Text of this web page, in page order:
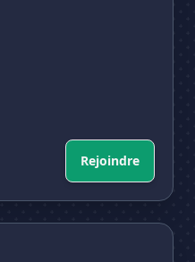
Rejoindre